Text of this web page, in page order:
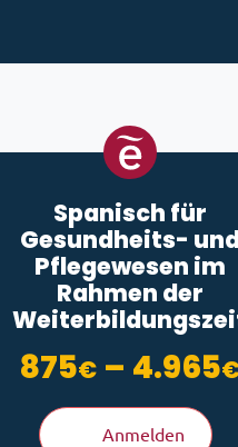
Spanisch für
Gesundheits-
Pflegewesen im
Rahmen der
875€ – 4.965
Anmelden